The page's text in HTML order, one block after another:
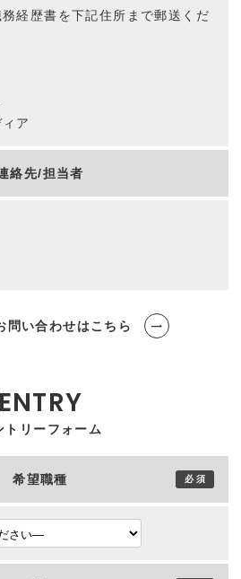
経歴書を下記住所まで郵送くだ
ア
絡先/担当者
問い合わせはこちら
トリーフォーム
希望職種